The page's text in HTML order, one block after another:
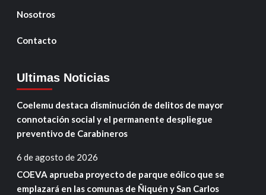
Nosotros
Contacto
Ultimas Noticias
Coelemu destaca disminución de delitos de mayor
connotación social y el permanente despliegue
preventivo de Carabineros
6 de agosto de 2026
COEVA aprueba proyecto de parque eólico que se
emplazará en las comunas de Ñiquén y San Carlos